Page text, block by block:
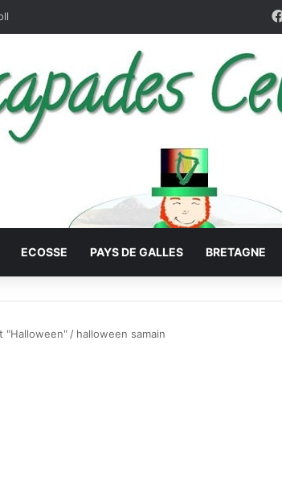
ECOSSE PAYS DE GALLES BRETAGNE
"Halloween" / halloween samain